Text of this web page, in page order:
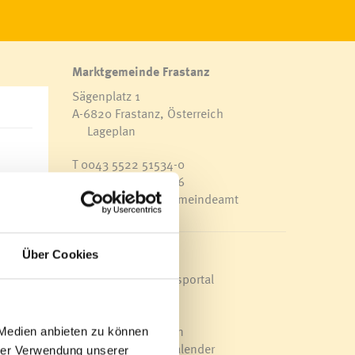
Über Cookies
anbieten zu können
Verwendung unserer
Marktgemeinde Frastanz
Sägenplatz 1
A-6820 Frastanz, Österreich
Lageplan
T0043 5522 51534-0
F 0043 5522 51534-6
E-Mail an das Gemeindeamt
Schnellzugriff
Veröffentlichungsportal
Bürgermeldungen
Veranstaltungskalender